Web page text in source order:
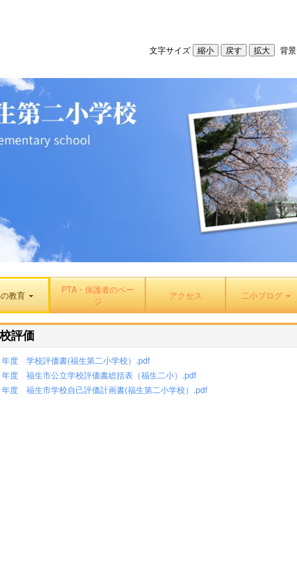
文字サイズ 背景
教育
PTA・保護者のペー
ジ
アクセス 二小ブログ
評価
年度 学校評価書(福生第二小学校）.pdf
年度 福生市公立学校評価書総括表（福生二小）.pdf
年度 福生市学校自己評価計画書(福生第二小学校）.pdf